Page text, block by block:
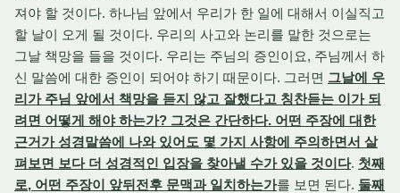
져야 할 것이다. 하나님 앞에서 우리가 한 일에 대해서 이실직고
할 날이 오게 될 것이다. 우리의 사고와 논리를 말한 것으로는
그날 책망을 들을 것이다. 우리는 주님의 증인이요, 주님께서 하
신 말씀에 대한 증인이 되어야 하기 때문이다. 그러면 그날에 우
리가 주님 앞에서 책망을 듣지 않고 잘했다고 칭찬듣는 이가 되
려면 어떻게 해야 하는가? 그것은 간단하다. 어떤 주장에 대한
근거가 성경말씀에 나와 있어도 몇 가지 사항에 주의하면서 살
펴보면 보다 더 성경적인 입장을 찾아낼 수가 있을 것이다. 첫째
로, 어떤 주장이 앞뒤전후 문맥과 일치하는가를 보면 된다. 둘째